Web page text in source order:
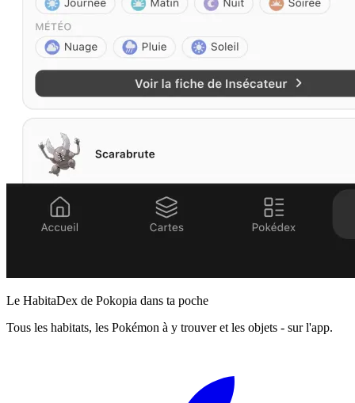
Le HabitaDex de Pokopia dans ta poche
Tous les habitats, les Pokémon à y trouver et les objets - sur l'app.